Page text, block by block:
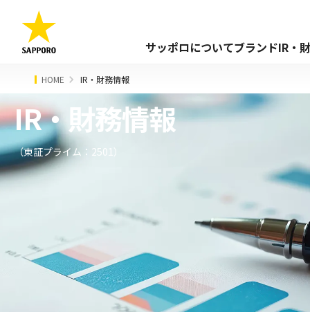
サッポロについてブランドIR・
HOME IR・財務情報
IR・財務情報
（東証プライム：2501）